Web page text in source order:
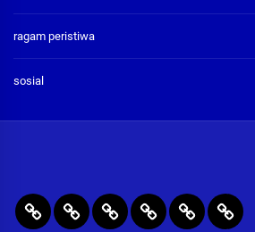
ragam peristiwa
sosial
BERITA RAGAM PENEGAKANPENDIDIKAN
Publikasi